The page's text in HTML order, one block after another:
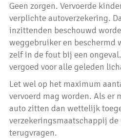
Geen zorgen. Vervoerde
verplichte autoverzekering.
inzittenden beschouwd
weggebruiker en beschermd
zelf in de fout bij een
vergoed voor alle geleden
Let wel op het maximum
vervoerd mag worden. Als er
auto zitten dan wettelijk
verzekeringsmaatschappij
terugvragen.